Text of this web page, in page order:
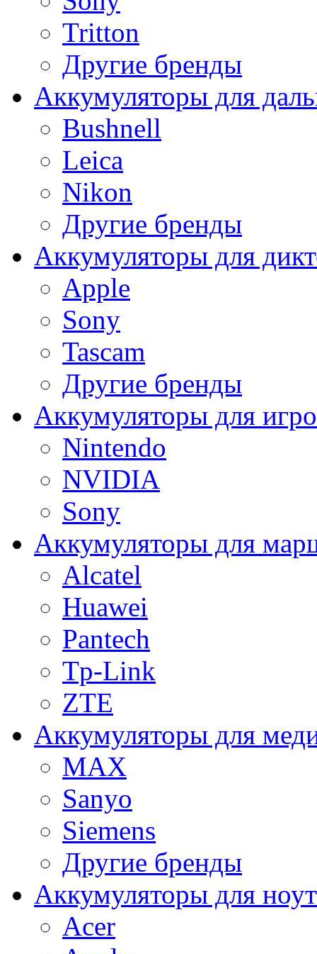
Tritton
Другие бренды
Аккумуляторы для
Bushnell
Leica
Nikon
Другие бренды
Аккумуляторы для
Apple
Sony
Tascam
Другие бренды
Аккумуляторы для
Nintendo
NVIDIA
Sony
Аккумуляторы для
Alcatel
Huawei
Pantech
Tp-Link
ZTE
Аккумуляторы для
MAX
Sanyo
Siemens
Другие бренды
Аккумуляторы для
Acer